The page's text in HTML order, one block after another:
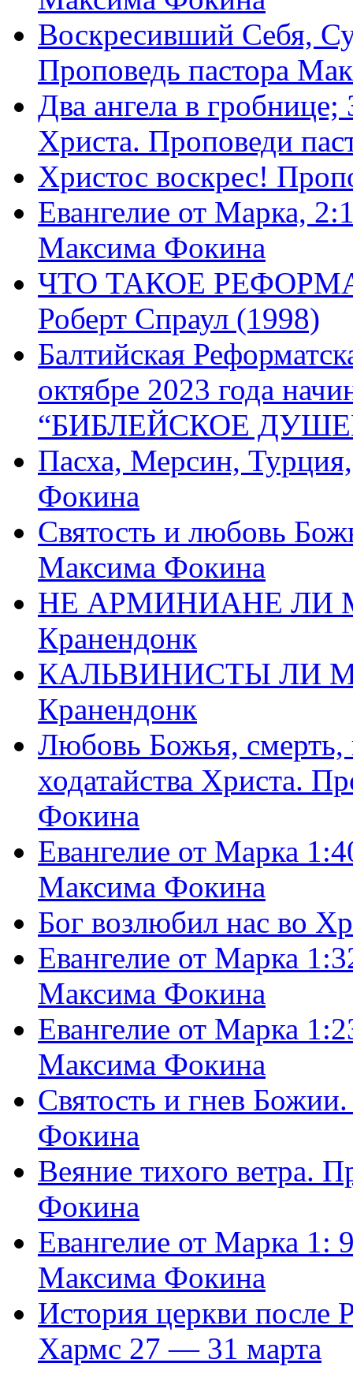
Воскресивший Себя,
Проповедь пастора
Два ангела в
Христа. Проповеди
Христос воскрес!
Евангелие от Марка,
Максима Фокина
ЧТО ТАКОЕ
Роберт Спраул (1998)
Балтийская
октябре 2023 года
“БИБЛЕЙСКОЕ
Пасха, Мерсин,
Фокина
Святость и любовь
Максима Фокина
НЕ АРМИНИАНЕ ЛИ
Кранендонк
КАЛЬВИНИСТЫ ЛИ
Кранендонк
Любовь Божья, смерть,
ходатайства Христа.
Фокина
Евангелие от Марка
Максима Фокина
Бог возлюбил нас во
Евангелие от Марка
Максима Фокина
Евангелие от Марка
Максима Фокина
Святость и гнев
Фокина
Веяние тихого ветра.
Фокина
Евангелие от Марка 1:
Максима Фокина
История церкви
Хармс 27 — 31 марта